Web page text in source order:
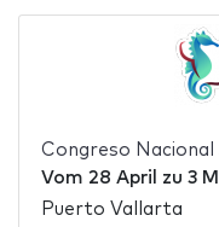
Congreso Nacional
Vom 28 April zu 3
Puerto Vallarta